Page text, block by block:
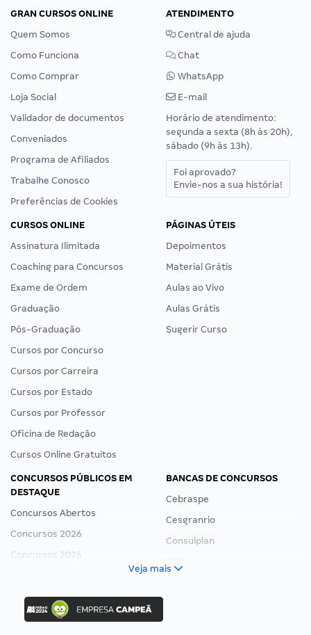
GRAN CURSOS ONLINE
Quem Somos
Como Funciona
Como Comprar
Loja Social
Validador de documentos
Conveniados
Programa de Afiliados
Trabalhe Conosco
Preferências de Cookies
ATENDIMENTO
Central de ajuda
Chat
WhatsApp
E-mail
Horário de atendimento:
segunda a sexta (8h às 20h),
sábado (9h às 13h).
Foi aprovado?
Envie-nos a sua história!
CURSOS ONLINE
Assinatura Ilimitada
Coaching para Concursos
Exame de Ordem
Graduação
Pós-Graduação
Cursos por Concurso
Cursos por Carreira
Cursos por Estado
Cursos por Professor
Oficina de Redação
Cursos Online Gratuitos
PÁGINAS ÚTEIS
Depoimentos
Material Grátis
Aulas ao Vivo
Aulas Grátis
Sugerir Curso
CONCURSOS PÚBLICOS EM
DESTAQUE
Concursos Abertos
Concursos 2026
Concursos 2025
Concurso Ibama
Concurso MPU
BANCAS DE CONCURSOS
Cebraspe
Cesgranrio
Consulplan
Veja mais